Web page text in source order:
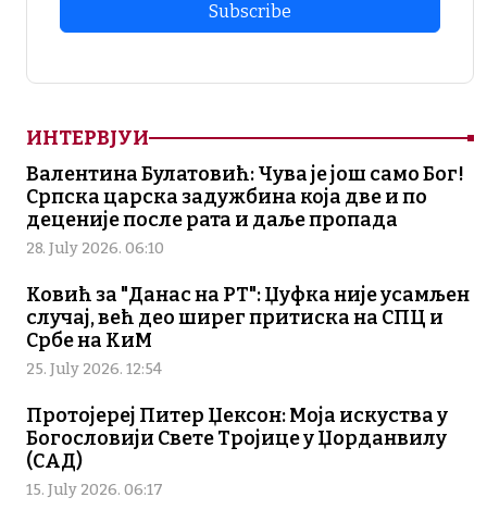
ИНТЕРВЈУИ
Валентина Булатовић: Чува је још само Бог!
Српска царска задужбина која две и по
деценије после рата и даље пропада
28. July 2026. 06:10
Ковић за "Данас на РТ": Џуфка није усамљен
случај, већ део ширег притиска на СПЦ и
Србе на КиМ
25. July 2026. 12:54
Протојереј Питер Џексон: Моја искуства у
Богословији Свете Тројице у Џорданвилу
(САД)
15. July 2026. 06:17